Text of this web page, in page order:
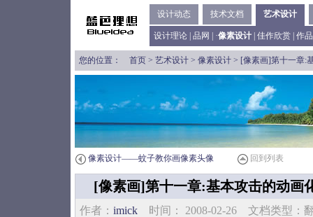
设计动态 技术文档 艺术设计
设计理论 品网 | ·像素设计 佳作欣赏 作
您的位置： 首页 > 艺术设计 > 像素设计 > [像素画]第十一章:
像素设计——蚊子教你画像素头像 回到列表
[像素画]第十一章:基本攻击的动画
作者： imick 时间： 2008-02-26 文档类型：